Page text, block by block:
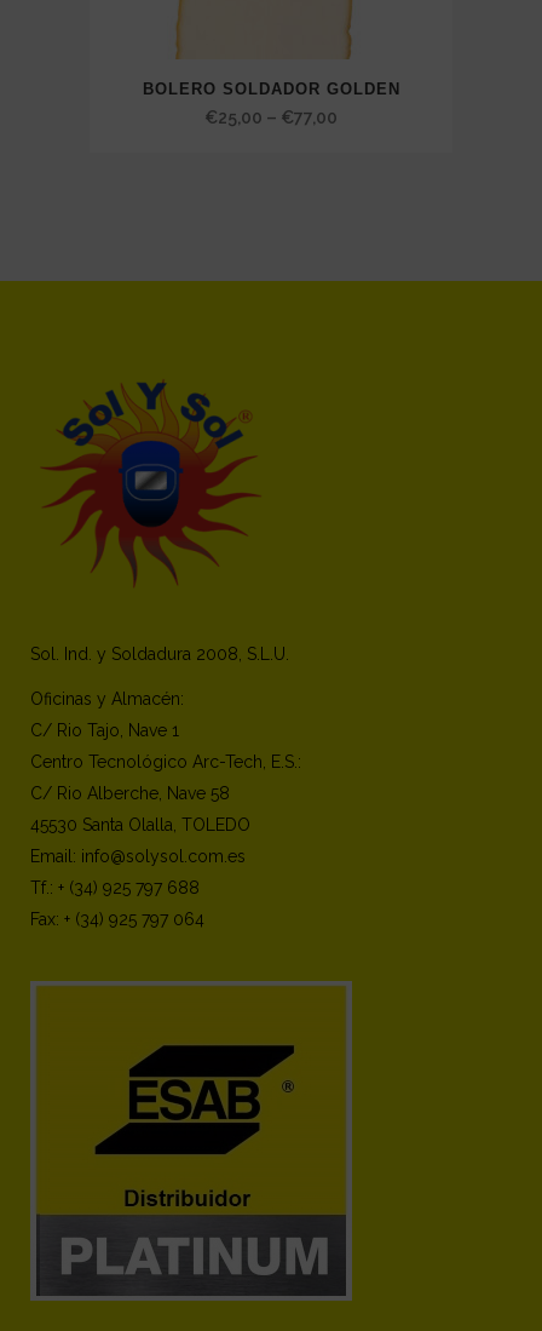
BOLERO SOLDADOR GOLDEN
€25,00 – €77,00
Sol. Ind. y Soldadura 2008, S.L.U.
Oficinas y Almacén:
C/ Rio Tajo, Nave 1
Centro Tecnológico Arc-Tech, E.S.:
C/ Rio Alberche, Nave 58
45530 Santa Olalla, TOLEDO
Email: info@solysol.com.es
Tf.: + (34) 925 797 688
Fax: + (34) 925 797 064